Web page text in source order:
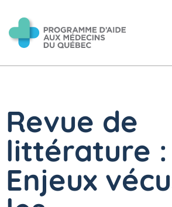
Revue de
littérature :
Enjeux